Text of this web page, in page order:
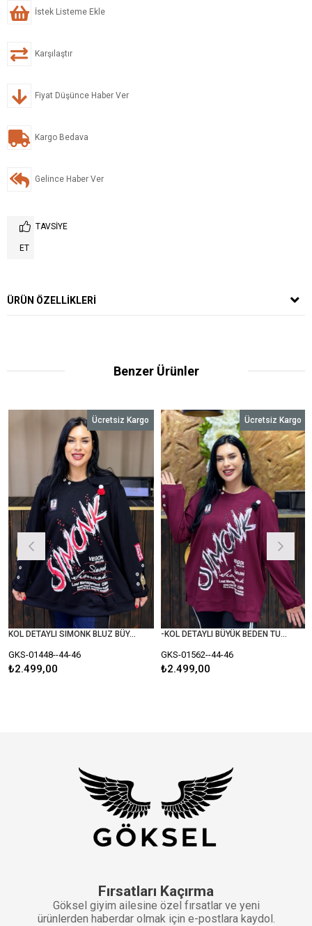
İstek Listeme Ekle
Karşılaştır
Fiyat Düşünce Haber Ver
Kargo Bedava
Gelince Haber Ver
TAVSIYE
ET
ÜRÜN ÖZELLIKLERI
Benzer Ürünler
KOL DETAYLI SIMONK BLUZ BÜYÜK BEDEN SİYAH
01448--44-46
Ücretsiz Kargo
-KOL DETAYLI BÜYÜK BEDEN TUNİK BLUZ
GKS-01562--44-46
₺2.499,00
Ücretsiz Kargo
Fırsatları Kaçırma
Göksel giyim ailesine özel fırsatlar ve yeni
ürünlerden haberdar olmak için e-postlara kaydol.